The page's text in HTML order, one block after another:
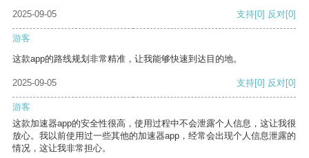
2025-09-05 支持[0] 反对[0]
游客
这款app的路线规划非常精准，让我能够快速到达目的地。
2025-09-05 支持[0] 反对[0]
游客
这款加速器app的安全性很高，使用过程中不会泄露个人信息，这让我很
放心。我以前使用过一些其他的加速器app，经常会出现个人信息泄露的
情况，这让我非常担心。